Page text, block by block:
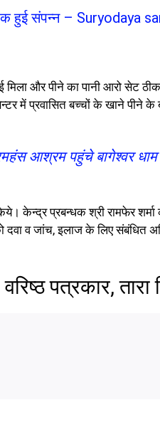
हुई संपन्न – Suryodaya
और पीने का पानी आरो सेट
में प्रवासित बच्चों के खाने पीने के
आश्रम पहुंचे बागेश्वर
केन्द्र प्रबन्धक श्री रामफेर
व जांच, इलाज के लिए संबंधित
वरिष्ठ पत्रकार, तारा